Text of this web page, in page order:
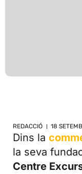
REDACCIÓ 18
Dins la
la seva
Centre